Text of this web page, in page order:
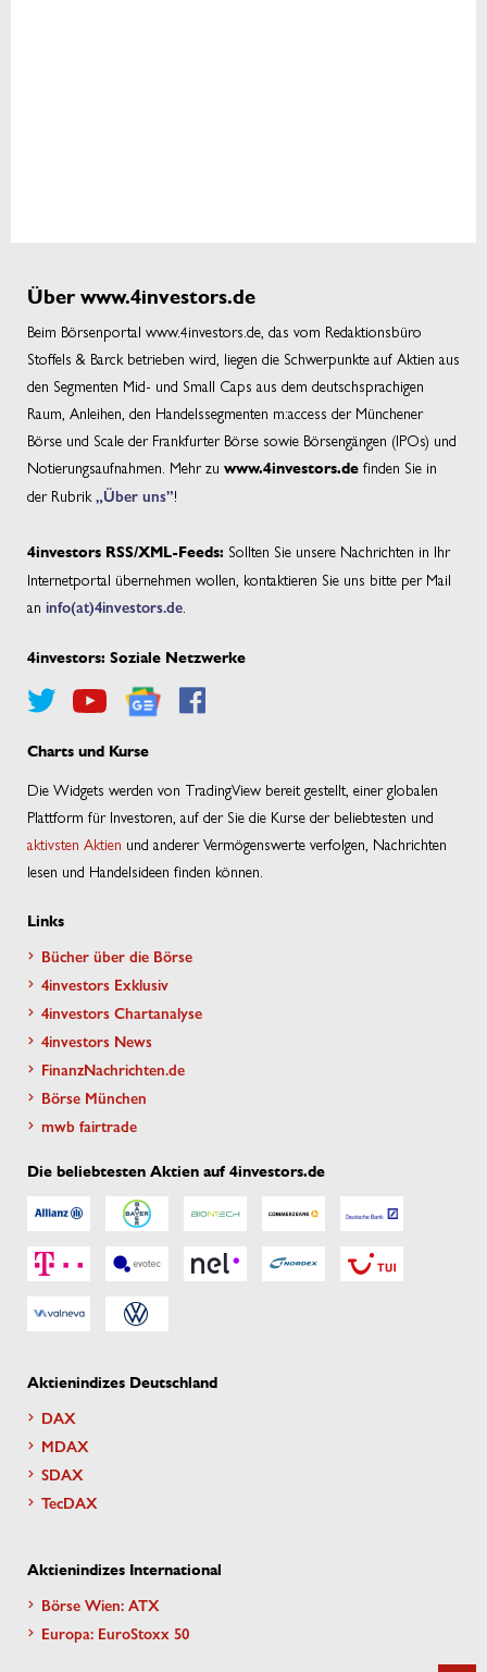
Über www.4investors.de
Beim Börsenportal www.4investors.de, das vom Redaktionsbüro
Stoffels & Barck betrieben wird, liegen die Schwerpunkte auf Aktien aus
den Segmenten Mid- und Small Caps aus dem deutschsprachigen
Raum, Anleihen, den Handelssegmenten m:access der Münchener
Börse und Scale der Frankfurter Börse sowie Börsengängen (IPOs) und
Notierungsaufnahmen. Mehr zu www.4investors.de finden Sie in
der Rubrik„Über uns”!
4investors RSS/XML-Feeds: Sollten Sie unsere Nachrichten in Ihr
Internetportal übernehmen wollen, kontaktieren Sie uns bitte per Mail
an info(at)4investors.de.
4investors: Soziale Netzwerke
Charts und Kurse
Die Widgets werden von TradingView bereit gestellt, einer globalen
Plattform für Investoren, auf der Sie die Kurse der beliebtesten und
aktivsten Aktien und anderer Vermögenswerte verfolgen, Nachrichten
lesen und Handelsideen finden können.
Links
Bücher über die Börse
4investors Exklusiv
4investors Chartanalyse
4investors News
FinanzNachrichten.de
Börse München
mwb fairtrade
Die beliebtesten Aktien auf 4investors.de
Aktienindizes Deutschland
DAX
MDAX
SDAX
TecDAX
Aktienindizes International
Börse Wien: ATX
Europa: EuroStoxx 50